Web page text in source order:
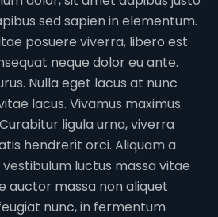
sed sapien in elementum.
posuere viverra, libero est
neque dolor eu ante.
Nulla eget lacus at nunc
lacus. Vivamus maximus
ligula urna, viverra
hendrerit orci. Aliquam a
luctus massa vitae
auctor massa non aliquet
nunc, in fermentum